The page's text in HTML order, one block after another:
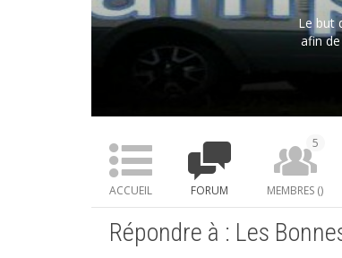
Le but
afin
passer
ACCUEIL FORUM MEMBRES (
5
)
Répondre à : Les